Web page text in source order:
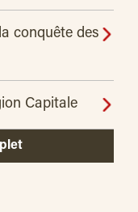
conquête des
Capitale